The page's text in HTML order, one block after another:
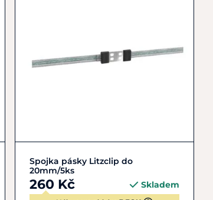
Do košíku
Spojka pásky Litzclip do
20mm/5ks
260 Kč Skladem